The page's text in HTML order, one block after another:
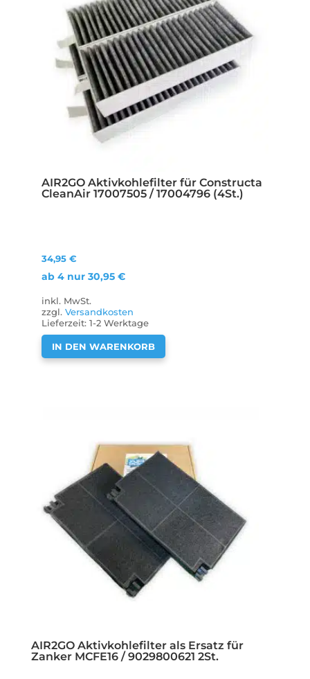
AIR2GO Aktivkohlefilter für Constructa
CleanAir 17007505 / 17004796 (4St.)
34,95 €
ab 4 nur 30,95 €
inkl. MwSt.
zzgl. Versandkosten
Lieferzeit: 1-2 Werktage
IN DEN WARENKORB
AIR2GO Aktivkohlefilter als Ersatz für
Zanker MCFE16 / 9029800621 2St.